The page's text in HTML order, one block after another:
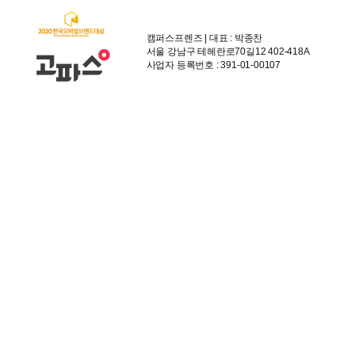
캠퍼스프렌즈 | 대표 : 박종찬
서울 강남구 테헤란로70길12 402-418A
사업자 등록번호 : 391-01-00107